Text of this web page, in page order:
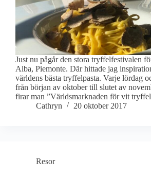
Just nu pågår den stora tryffelfestivalen
Alba, Piemonte. Där hittade jag
världens bästa tryffelpasta. Varje lördag
från början av oktober till slutet av
firar man ”Världsmarknaden för vit
Cathryn
20 oktober 2017
Resor